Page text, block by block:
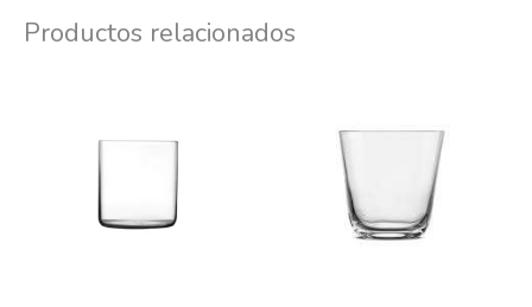
Productos relacionados